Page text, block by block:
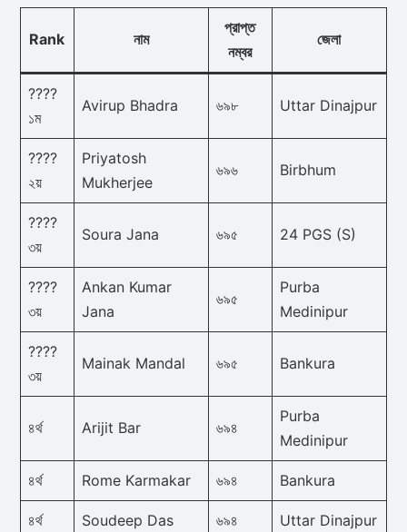
Rank নাম
প্রাপ্ত
নম্বর
জেলা
????
১ম
Avirup Bhadra ৬৯৮ Uttar Dinajpur
????
২য়
Priyatosh
Mukherjee
৬৯৬ Birbhum
????
৩য়
Soura Jana ৬৯৫ 24 PGS (S)
????
৩য়
Ankan Kumar
Jana
৬৯৫
Purba
Medinipur
????
৩য়
Mainak Mandal ৬৯৫ Bankura
৪র্থ Arijit Bar ৬৯৪
Purba
Medinipur
৪র্থ Rome Karmakar ৬৯৪ Bankura
৪র্থ Soudeep Das ৬৯৪ Uttar Dinajpur